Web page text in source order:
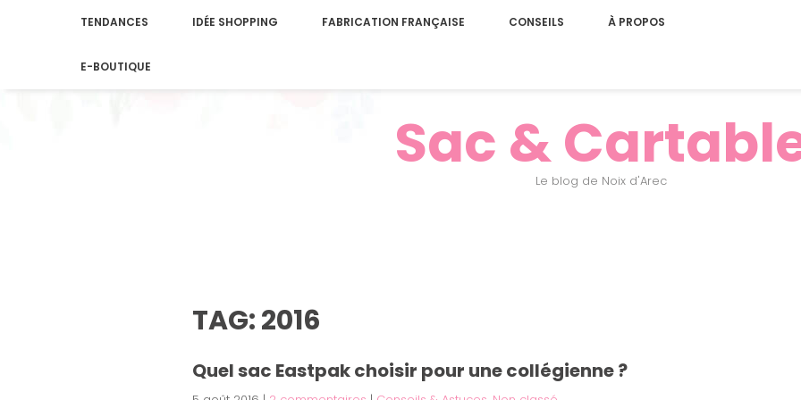
TENDANCES IDÉE SHOPPING FABRICATION FRANÇAISE CONSEILS À PROPOS
E-BOUTIQUE
Sac &
Le blog de Noix d'Arec
TAG: 2016
Quel sac Eastpak choisir pour une collégienne ?